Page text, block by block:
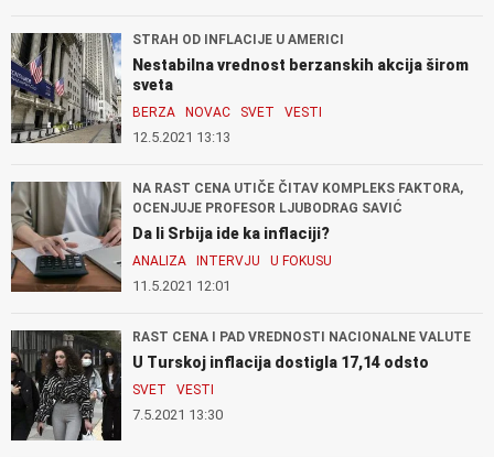
STRAH OD INFLACIJE U AMERICI
Nestabilna vrednost berzanskih akcija širom
sveta
BERZA NOVAC SVET VESTI
12.5.2021 13:13
NA RAST CENA UTIČE ČITAV KOMPLEKS FAKTORA,
OCENJUJE PROFESOR LJUBODRAG SAVIĆ
Da li Srbija ide ka inflaciji?
ANALIZA INTERVJU U FOKUSU
11.5.2021 12:01
RAST CENA I PAD VREDNOSTI NACIONALNE VALUTE
U Turskoj inflacija dostigla 17,14 odsto
SVET VESTI
7.5.2021 13:30